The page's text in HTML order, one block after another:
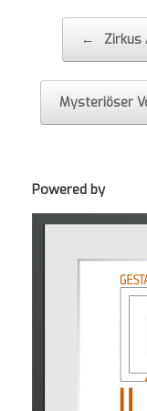
← Zirkus
Mysteriöser
Powered by